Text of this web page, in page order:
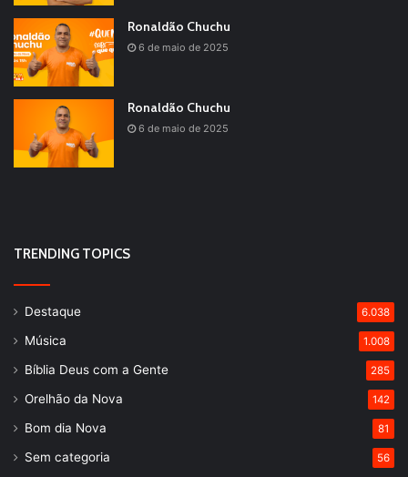
Ronaldão Chuchu
6 de maio de 2025
Ronaldão Chuchu
6 de maio de 2025
TRENDING TOPICS
Destaque 6.038
Música 1.008
Bíblia Deus com a Gente 285
Orelhão da Nova 142
Bom dia Nova 81
Sem categoria 56